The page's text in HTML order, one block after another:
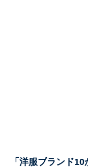
「洋服ブランド10